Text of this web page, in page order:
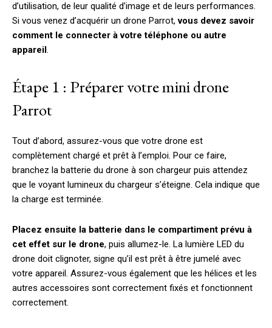
d’utilisation, de leur qualité d’image et de leurs performances.
Si vous venez d’acquérir un drone Parrot,vous devez savoir
comment le connecter à votre téléphone ou autre
appareil.
Étape 1 : Préparer votre mini drone
Parrot
Tout d’abord, assurez-vous que votre drone est
complètement chargé et prêt à l’emploi. Pour ce faire,
branchez la batterie du drone à son chargeur puis attendez
que le voyant lumineux du chargeur s’éteigne. Cela indique que
la charge est terminée.
Placez ensuite la batterie dans le compartiment prévu à
cet effet sur le drone, puis allumez-le. La lumière LED du
drone doit clignoter, signe qu’il est prêt à être jumelé avec
votre appareil. Assurez-vous également que les hélices et les
autres accessoires sont correctement fixés et fonctionnent
correctement.